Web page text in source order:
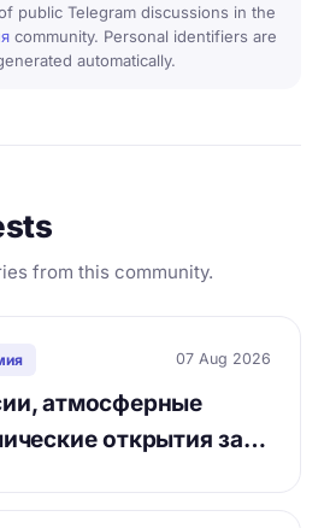
public Telegram discussions in the
community. Personal identifiers are
automatically.
from this community.
07 Aug 2026
атмосферные
открытия за…